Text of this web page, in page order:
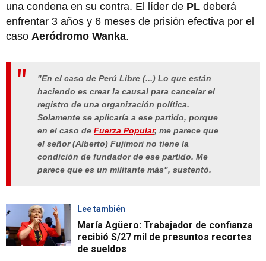
una condena en su contra. El líder de PL deberá
enfrentar 3 años y 6 meses de prisión efectiva por el
caso Aeródromo Wanka.
"En el caso de Perú Libre (...) Lo que están
haciendo es crear la causal para cancelar el
registro de una organización política.
Solamente se aplicaría a ese partido, porque
en el caso de Fuerza Popular, me parece que
el señor(Alberto) Fujimori no tiene la
condición de fundador de ese partido. Me
parece que es un militante más", sustentó.
Lee también
María Agüero: Trabajador de confianza
recibió S/27 mil de presuntos recortes
de sueldos